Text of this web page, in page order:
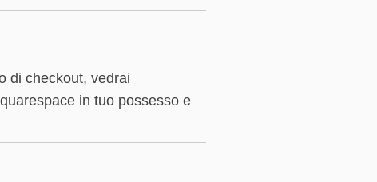
di checkout, vedrai
in tuo possesso e